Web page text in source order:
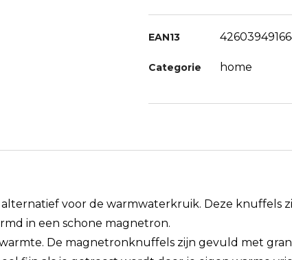
EAN13
Categorie home
alternatief voor de warmwaterkruik. Deze knuffels
in een schone magnetron.
De magnetronknuffels zijn gevuld met